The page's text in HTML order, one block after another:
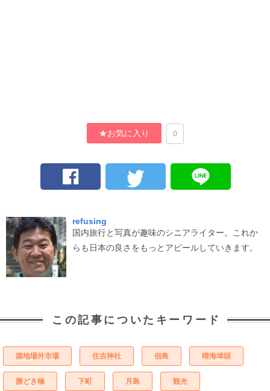
★お気に入り 0
refusing
国内旅行と写真が趣味のシニアライター。これか
らも日本の良さをもっとアピールしていきます。
この記事についたキーワード
築地場外市場 住吉神社 佃島 晴海埠頭
勝どき橋 下町 月島 観光